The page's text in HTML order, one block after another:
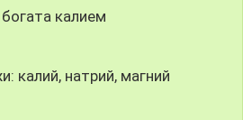
калием
калий, натрий, магний